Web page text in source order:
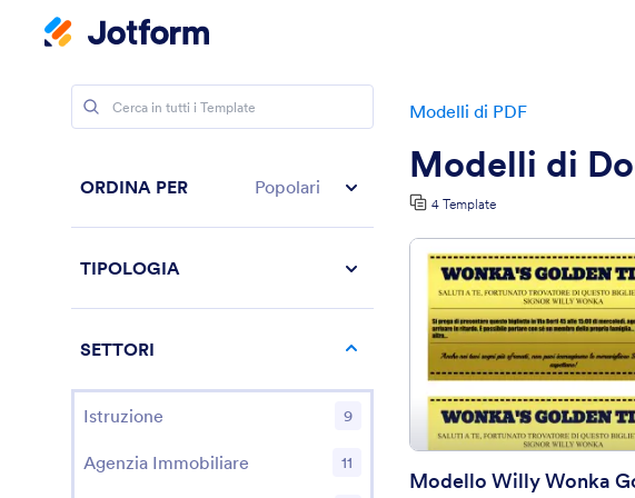
Modelli di PDF
Modelli di
4 Template
Anteprima:
ORDINA PER Popolari
TIPOLOGIA
SETTORI
Istruzione 9
Agenzia Immobiliare 11